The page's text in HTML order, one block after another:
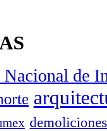
Nacional de
demoliciones